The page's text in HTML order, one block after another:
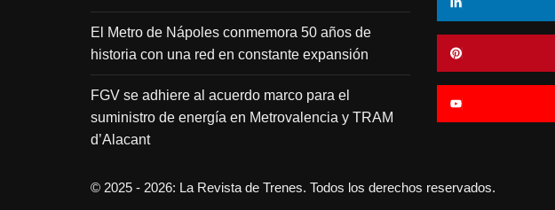
El Metro de Nápoles conmemora 50 años de
historia con una red en constante expansión
FGV se adhiere al acuerdo marco para el
suministro de energía en Metrovalencia y TRAM
d’Alacant
© 2025 - 2026: La Revista de Trenes. Todos los derechos reservados.